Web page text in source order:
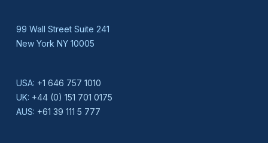
99 Wall Street Suite 241
New York NY 10005
USA: +1 646 757 1010
UK: +44 (0) 151 701 0175
AUS: +61 39 111 5 777